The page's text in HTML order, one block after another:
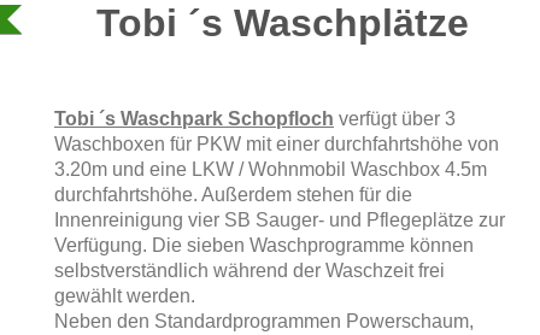
Tobi ´s Waschplätze
Tobi ´s Waschpark Schopfloch verfügt über 3
Waschboxen für PKW mit einer durchfahrtshöhe von
3.20m und eine LKW / Wohnmobil Waschbox 4.5m
durchfahrtshöhe. Außerdem stehen für die
Innenreinigung vier SB Sauger- und Pflegeplätze zur
Verfügung. Die sieben Waschprogramme können
selbstverständlich während der Waschzeit frei
gewählt werden.
Neben den Standardprogrammen Powerschaum,